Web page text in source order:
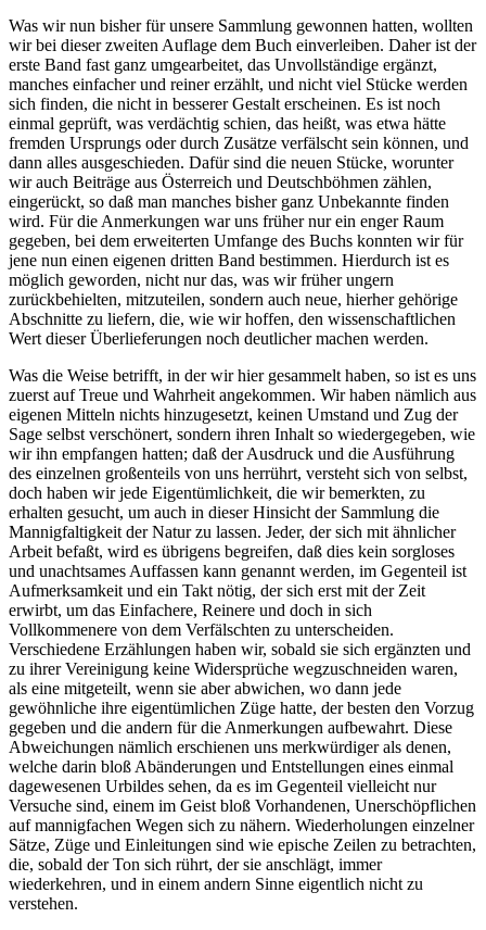
Was wir nun bisher für unsere Sammlung gewonnen hatten, wollten
wir bei dieser zweiten Auflage dem Buch einverleiben. Daher ist der
erste Band fast ganz umgearbeitet, das Unvollständige ergänzt,
manches einfacher und reiner erzählt, und nicht viel Stücke werden
sich finden, die nicht in besserer Gestalt erscheinen. Es ist noch
einmal geprüft, was verdächtig schien, das heißt, was etwa hätte
fremden Ursprungs oder durch Zusätze verfälscht sein können, und
dann alles ausgeschieden. Dafür sind die neuen Stücke, worunter
wir auch Beiträge aus Österreich und Deutschböhmen zählen,
eingerückt, so daß man manches bisher ganz Unbekannte finden
wird. Für die Anmerkungen war uns früher nur ein enger Raum
gegeben, bei dem erweiterten Umfange des Buchs konnten wir für
jene nun einen eigenen dritten Band bestimmen. Hierdurch ist es
möglich geworden, nicht nur das, was wir früher ungern
zurückbehielten, mitzuteilen, sondern auch neue, hierher gehörige
Abschnitte zu liefern, die, wie wir hoffen, den wissenschaftlichen
Wert dieser Überlieferungen noch deutlicher machen werden.
Was die Weise betrifft, in der wir hier gesammelt haben, so ist es uns
zuerst auf Treue und Wahrheit angekommen. Wir haben nämlich aus
eigenen Mitteln nichts hinzugesetzt, keinen Umstand und Zug der
Sage selbst verschönert, sondern ihren Inhalt so wiedergegeben, wie
wir ihn empfangen hatten; daß der Ausdruck und die Ausführung
des einzelnen großenteils von uns herrührt, versteht sich von selbst,
doch haben wir jede Eigentümlichkeit, die wir bemerkten, zu
erhalten gesucht, um auch in dieser Hinsicht der Sammlung die
Mannigfaltigkeit der Natur zu lassen. Jeder, der sich mit ähnlicher
Arbeit befaßt, wird es übrigens begreifen, daß dies kein sorgloses
und unachtsames Auffassen kann genannt werden, im Gegenteil ist
Aufmerksamkeit und ein Takt nötig, der sich erst mit der Zeit
erwirbt, um das Einfachere, Reinere und doch in sich
Vollkommenere von dem Verfälschten zu unterscheiden.
Verschiedene Erzählungen haben wir, sobald sie sich ergänzten und
zu ihrer Vereinigung keine Widersprüche wegzuschneiden waren,
als eine mitgeteilt, wenn sie aber abwichen, wo dann jede
gewöhnliche ihre eigentümlichen Züge hatte, der besten den Vorzug
gegeben und die andern für die Anmerkungen aufbewahrt. Diese
Abweichungen nämlich erschienen uns merkwürdiger als denen,
welche darin bloß Abänderungen und Entstellungen eines einmal
dagewesenen Urbildes sehen, da es im Gegenteil vielleicht nur
Versuche sind, einem im Geist bloß Vorhandenen, Unerschöpflichen
auf mannigfachen Wegen sich zu nähern. Wiederholungen einzelner
Sätze, Züge und Einleitungen sind wie epische Zeilen zu betrachten,
die, sobald der Ton sich rührt, der sie anschlägt, immer
wiederkehren, und in einem andern Sinne eigentlich nicht zu
verstehen.